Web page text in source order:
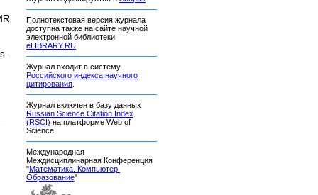
Полнотекстовая версия журнала
доступна также на сайте научной
электронной библиотеки
eLIBRARY.RU
Журнал входит в систему
Российского индекса научного
цитирования
Журнал включен в базу данных
Russian Science Citation Index
(RSCI) на платформе Web of
Science
Международная
Междисциплинарная Конференция
"Математика. Компьютер.
Образование"